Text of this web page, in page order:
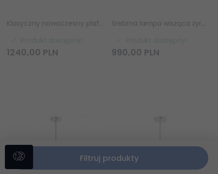
Klasyczny nowoczesny plafon sufitowy mosiądz DRAYTON C03388BR Cosmo Light
1240,00 PLN
Srebrna lampa wisząca żyrandol abażurowy SUTTON P02453NI-WH lampa salonowa jadalniana
990,00 PLN
Filtruj produkty